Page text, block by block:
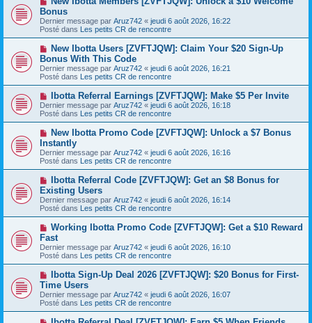
g
e
m
e
s
a
g
e
u
v
e
a
m
e
s
a
g
e
Bonus
Dernier message par Aruz742 « jeudi 6 août 2026, 16:22
Posté dans Les petits CR de rencontre
N
u
v
e
a
m
e
s
s
a
g
e
New Ibotta Users [ZVFTJQW]: Claim Your $20 Sign-Up
Bonus With This Code
Dernier message par Aruz742 « jeudi 6 août 2026, 16:21
Posté dans Les petits CR de rencontre
N
o
u
v
e
a
u
m
e
s
s
a
g
e
Ibotta Referral Earnings [ZVFTJQW]: Make $5 Per Invite
Dernier message par Aruz742 « jeudi 6 août 2026, 16:18
Posté dans Les petits CR de rencontre
N
u
v
e
a
m
e
s
a
g
e
New Ibotta Promo Code [ZVFTJQW]: Unlock a $7 Bonus
Instantly
Dernier message par Aruz742 « jeudi 6 août 2026, 16:16
Posté dans Les petits CR de rencontre
N
o
u
v
e
a
u
m
e
s
a
g
e
Ibotta Referral Code [ZVFTJQW]: Get an $8 Bonus for
Existing Users
Dernier message par Aruz742 « jeudi 6 août 2026, 16:14
Posté dans Les petits CR de rencontre
N
u
v
e
a
m
e
s
a
Working Ibotta Promo Code [ZVFTJQW]: Get a $10 Reward
Fast
Dernier message par Aruz742 « jeudi 6 août 2026, 16:10
Posté dans Les petits CR de rencontre
N
u
v
e
a
Ibotta Sign-Up Deal 2026 [ZVFTJQW]: $20 Bonus for First-
Time Users
Dernier message par Aruz742 « jeudi 6 août 2026, 16:07
Posté dans Les petits CR de rencontre
N